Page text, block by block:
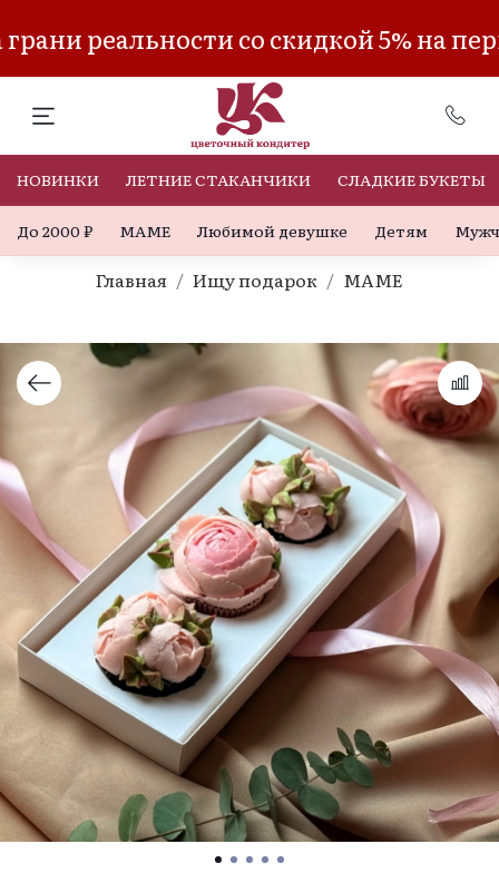
реальности со скидкой 5% на
НОВИНКИ ЛЕТНИЕ СТАКАНЧИКИ СЛАДКИЕ БУКЕТЫ
До 2000 ₽ МАМЕ Любимой девушке Детям
Главная Ищу подарок МАМЕ